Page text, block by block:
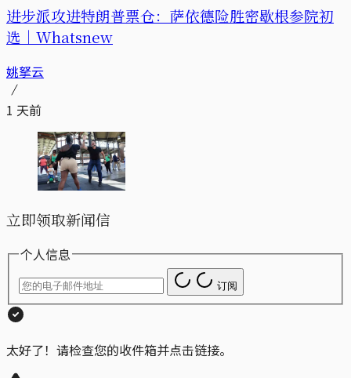
进步派攻进特朗普票仓：萨依德险胜密歇根参院初
选｜Whatsnew
姚拏云
1 天前
立即领取新闻信
个人信息
订阅
太好了！请检查您的收件箱并点击链接。